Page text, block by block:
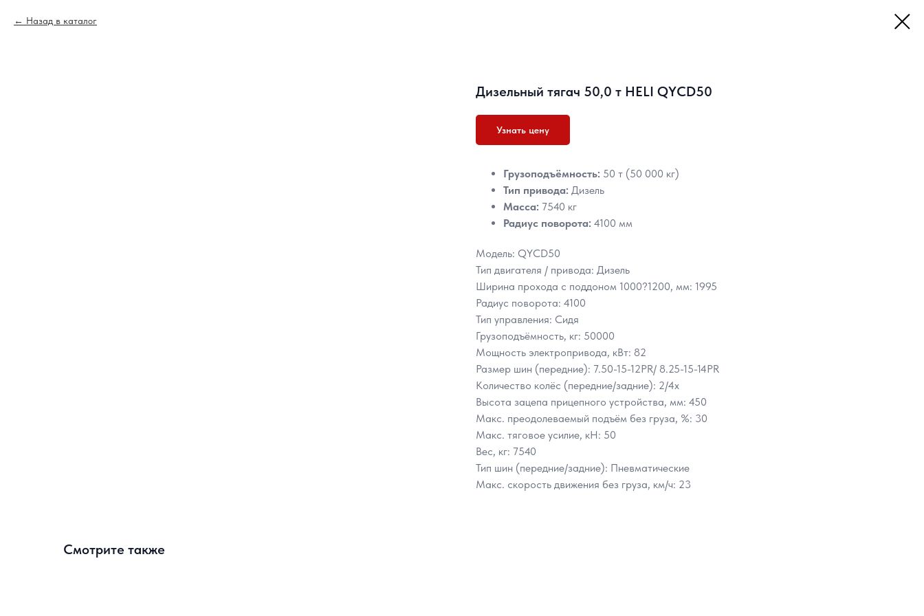
Назад в каталог
Дизельный тягач 50,0 т HELI QYCD50
Узнать цену
Грузоподъёмность: 50 т (50 000 кг)
Тип привода: Дизель
Масса: 7540 кг
Радиус поворота: 4100 мм
Модель: QYCD50
Тип двигателя / привода: Дизель
Ширина прохода с поддоном 1000?1200, мм: 1995
Радиус поворота: 4100
Тип управления: Сидя
Грузоподъёмность, кг: 50000
Мощность электропривода, кВт: 82
Размер шин (передние): 7.50-15-12PR/ 8.25-15-14PR
Количество колёс (передние/задние): 2/4x
Высота зацепа прицепного устройства, мм: 450
Макс. преодолеваемый подъём без груза, %: 30
Макс. тяговое усилие, кН: 50
Вес, кг: 7540
Тип шин (передние/задние): Пневматические
Макс. скорость движения без груза, км/ч: 23
Смотрите также